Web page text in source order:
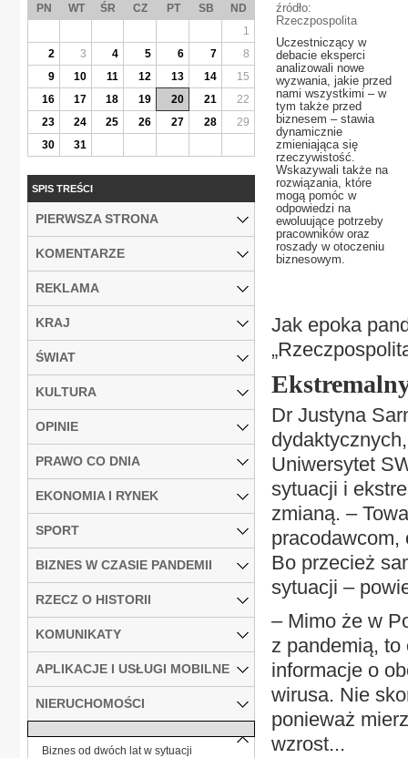
źródło:
Rzeczpospolita
Uczestniczący w
debacie eksperci
analizowali nowe
wyzwania, jakie przed
nami wszystkimi – w
tym także przed
biznesem – stawia
dynamicznie
zmieniająca się
rzeczywistość.
Wskazywali także na
rozwiązania, które
mogą pomóc w
odpowiedzi na
ewoluujące potrzeby
pracowników oraz
roszady w otoczeniu
biznesowym.
Jak epoka
Dr Justyna
Uniwersytet
sytuacji i
zmianą. –
pracodawcom,
Bo przecież
sytuacji –
– Mimo że w
z pandemią,
informacje o
wirusa. Nie
ponieważ
wzrost...
PN WT ŚR CZ PT SB
ND
1
2
3 4 5 6 7
8
9
10 11 12 13 14
15
16
17 18 19 20 21
22
23
24 25 26 27 28
29
30
31
SPIS TREŚCI
PIERWSZA STRONA
KOMENTARZE
REKLAMA
KRAJ
ŚWIAT
KULTURA
OPINIE
PRAWO CO DNIA
EKONOMIA I RYNEK
SPORT
BIZNES W CZASIE PANDEMII
RZECZ O HISTORII
KOMUNIKATY
APLIKACJE I USŁUGI MOBILNE
NIERUCHOMOŚCI
Biznes od dwóch lat w sytuacji